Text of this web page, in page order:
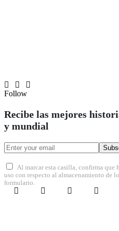
Follow
Recibe las mejores
y mundial
Al marcar esta casilla, confirma que
uso con respecto al almacenamiento de
formulario.